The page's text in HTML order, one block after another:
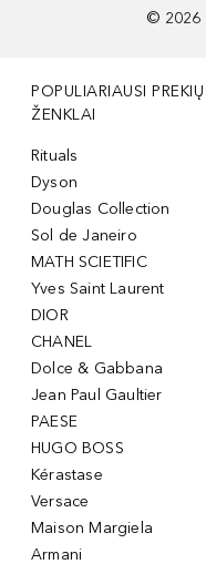
© 2026
POPULIARIAUSI PREKIŲ
ŽENKLAI
Rituals
Dyson
Douglas Collection
Sol de Janeiro
MATH SCIETIFIC
Yves Saint Laurent
DIOR
CHANEL
Dolce & Gabbana
Jean Paul Gaultier
PAESE
HUGO BOSS
Kérastase
Versace
Maison Margiela
Armani